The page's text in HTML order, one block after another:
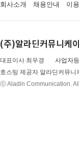
회사소개 채용안내 이
(주)알라딘커뮤니케
대표이사 최우경 사업자
호스팅 제공자 알라딘커뮤니
ⓒ Aladin Communication.